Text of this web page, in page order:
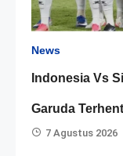
News
Indonesia Vs
Garuda
7 Agustus 2026